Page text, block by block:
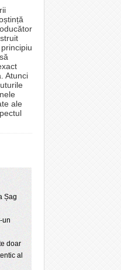
Atunci
ale
Șag
un
doar
al